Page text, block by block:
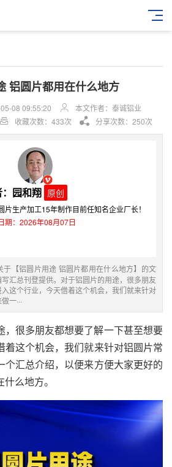
铝圆片都用在什么地方
08 09:55:20
本文作者：泰诚铝业
收藏次数：433次 分享次数：250次
园和翔 原创
生产加工15年制作目前任知名企业厂长！
期：2026年08月07日
于【铝圆片用途 铝圆片都用在什么地方】的文
汇总刊登提供。对于铝圆片的用途，很多朋友
这个行业，今天借着这个机会，我们就来针对
一···
，很多朋友都想要了解一下甚至想要
着这个机会，我们就来针对铝圆片常
个汇总介绍，以便来方便大家更好的
么地方。